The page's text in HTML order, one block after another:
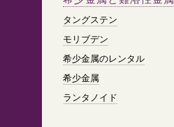
タングステン
モリブデン
希少金属のレンタル
希少金属
ランタノイド